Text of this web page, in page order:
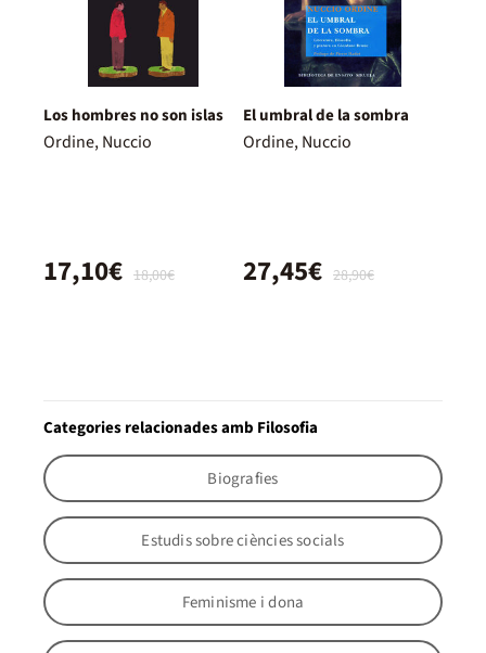
Los hombres no son islas
Ordine, Nuccio
18,00€
17,10€
El umbral de la sombra
Ordine, Nuccio
28,90€
27,45€
Categories relacionades amb Filosofia
Biografies
Estudis sobre ciències socials
Feminisme i dona